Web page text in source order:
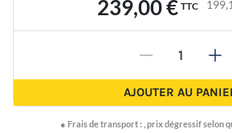
239,00 € TTC
- +
AJOUTER AU
● Frais de transport : prix dégressif selon